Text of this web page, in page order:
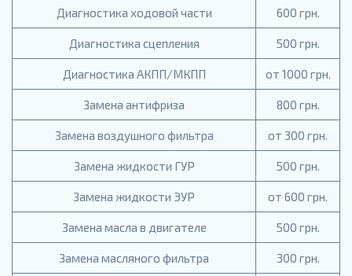
Диагностика ходовой части 600 грн.
Диагностика сцепления 500 грн.
Диагностика АКПП/МКПП от 1000 грн.
Замена антифриза 800 грн.
Замена воздушного фильтра от 300 грн.
Замена жидкости ГУР 500 грн.
Замена жидкости ЭУР от 600 грн.
Замена масла в двигателе 500 грн.
Замена масляного фильтра 300 грн.